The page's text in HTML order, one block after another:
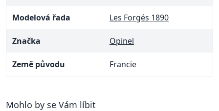
Modelová řada Les Forgés 1890
Značka Opinel
Země původu Francie
Mohlo by se Vám líbit